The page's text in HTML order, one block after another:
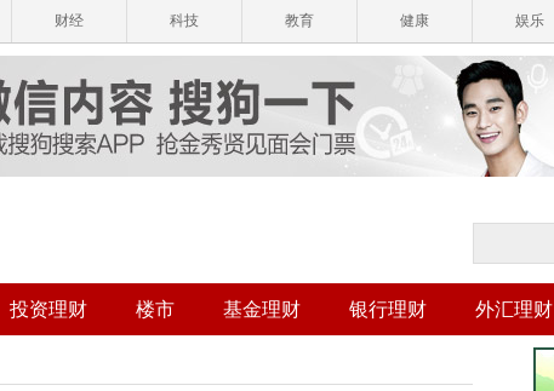
财经 科技 教育 健康 娱乐
投资理财 楼市 基金理财 银行理财 外汇理财